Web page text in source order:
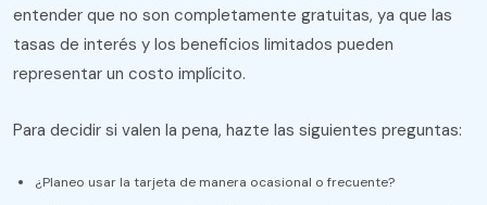
entender que no son completamente gratuitas, ya que las
tasas de interés y los beneficios limitados pueden
representar un costo implícito.
Para decidir si valen la pena, hazte las siguientes preguntas:
¿Planeo usar la tarjeta de manera ocasional o frecuente?